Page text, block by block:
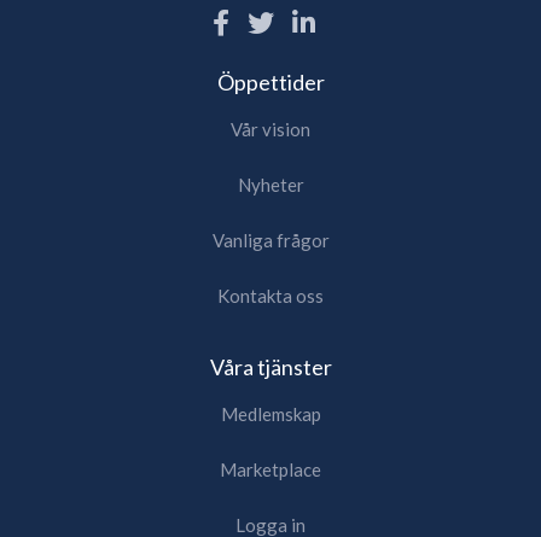
Öppettider
Vår vision
Nyheter
Vanliga frågor
Kontakta oss
Våra tjänster
Medlemskap
Marketplace
Logga in